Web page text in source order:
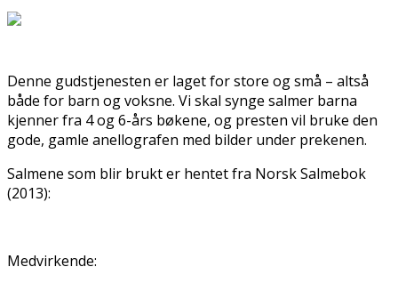
Denne gudstjenesten er laget for store og små – altså
både for barn og voksne. Vi skal synge salmer barna
kjenner fra 4 og 6-års bøkene, og presten vil bruke den
gode, gamle flanellografen med bilder under prekenen.
Salmene som blir brukt er hentet fra Norsk Salmebok
(2013):
Medvirkende: